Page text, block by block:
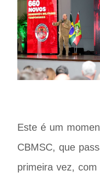
Este é um
CBMSC, que
primeira vez,